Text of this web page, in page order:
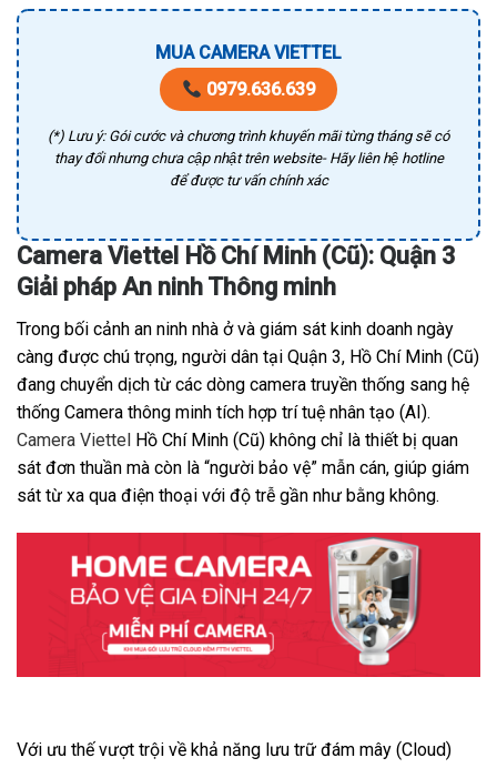
MUA CAMERA VIETTEL
0979.636.639
(*) Lưu ý: Gói cước và chương trình khuyến mãi từng tháng sẽ có
thay đổi nhưng chưa cập nhật trên website- Hãy liên hệ hotline
để được tư vấn chính xác
Camera Viettel Hồ Chí Minh (Cũ): Quận 3
Giải pháp An ninh Thông minh
Trong bối cảnh an ninh nhà ở và giám sát kinh doanh ngày
càng được chú trọng, người dân tại Quận 3, Hồ Chí Minh (Cũ)
đang chuyển dịch từ các dòng camera truyền thống sang hệ
thống Camera thông minh tích hợp trí tuệ nhân tạo (AI).
Camera Viettel Hồ Chí Minh (Cũ) không chỉ là thiết bị quan
sát đơn thuần mà còn là “người bảo vệ” mẫn cán, giúp giám
sát từ xa qua điện thoại với độ trễ gần như bằng không.
Với ưu thế vượt trội về khả năng lưu trữ đám mây (Cloud)